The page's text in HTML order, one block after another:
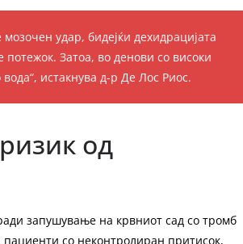
удар, бидејќи дехидрацијата
потежок. Затоа, во денови со високи
истакнува д-р Де Лос Риос.
од
запушување на крвниот сад со тромб
пациенти со неконтролиран притисок,